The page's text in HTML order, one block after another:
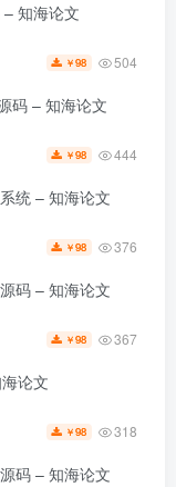
知海论文
￥98 504
码 – 知海论文
￥98 444
统 – 知海论文
￥98 376
码 – 知海论文
￥98 367
论文
￥98 318
码 – 知海论文